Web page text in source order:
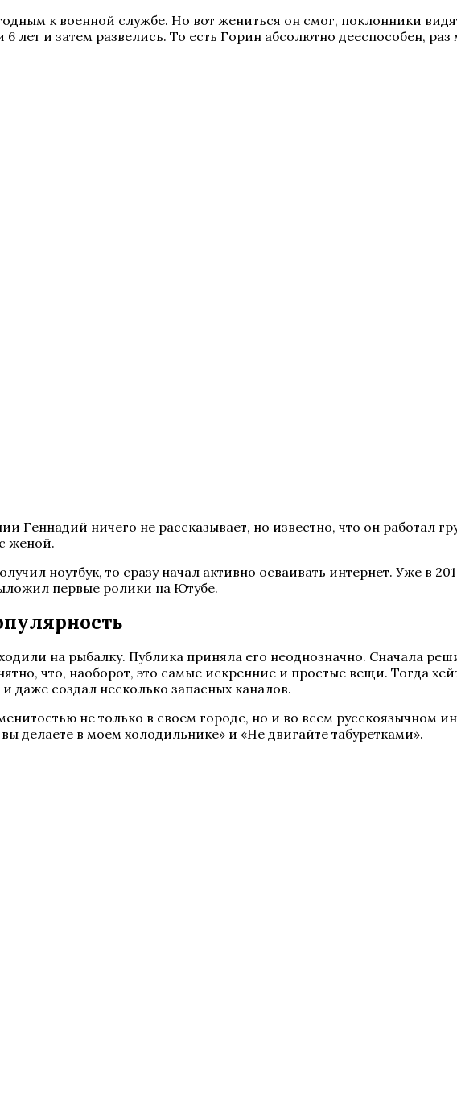
к военной службе. Но вот жениться он смог, поклонники
лет и затем развелись. То есть Горин абсолютно дееспособен,
ничего не рассказывает, но известно, что он работал
женой.
ноутбук, то сразу начал активно осваивать интернет. Уже в
первые ролики на Ютубе.
на рыбалку. Публика приняла его неоднозначно. Сначала
что, наоборот, это самые искренние и простые вещи. Тогда
даже создал несколько запасных каналов.
не только в своем городе, но и во всем русскоязычном
делаете в моем холодильнике» и «Не двигайте табуретками».